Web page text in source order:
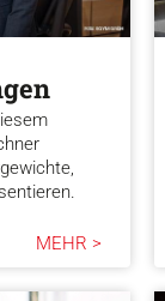
MEHR >